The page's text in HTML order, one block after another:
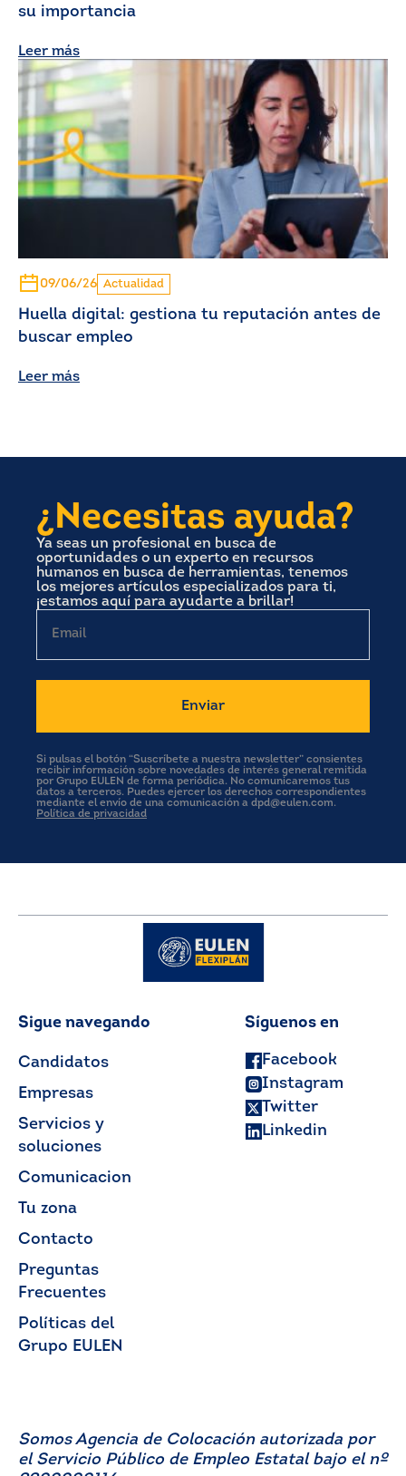
su importancia
Leer más
09/06/26 Actualidad
Huella digital: gestiona tu reputación antes de
buscar empleo
Leer más
¿Necesitas ayuda?
Ya seas un profesional en busca de
oportunidades o un experto en recursos
humanos en busca de herramientas, tenemos
los mejores artículos especializados para ti,
¡estamos aquí para ayudarte a brillar!
Si pulsas el botón “Suscríbete a nuestra newsletter” consientes
recibir información sobre novedades de interés general remitida
por Grupo EULEN de forma periódica. No comunicaremos tus
datos a terceros. Puedes ejercer los derechos correspondientes
mediante el envío de una comunicación a dpd@eulen.com.
Política de privacidad
Sigue navegando
Candidatos
Empresas
Servicios y
soluciones
Comunicacion
Tu zona
Contacto
Preguntas
Frecuentes
Políticas del
Grupo EULEN
Síguenos en
Facebook
Instagram
Twitter
Linkedin
Somos Agencia de Colocación autorizada por
el Servicio Público de Empleo Estatal bajo el nº